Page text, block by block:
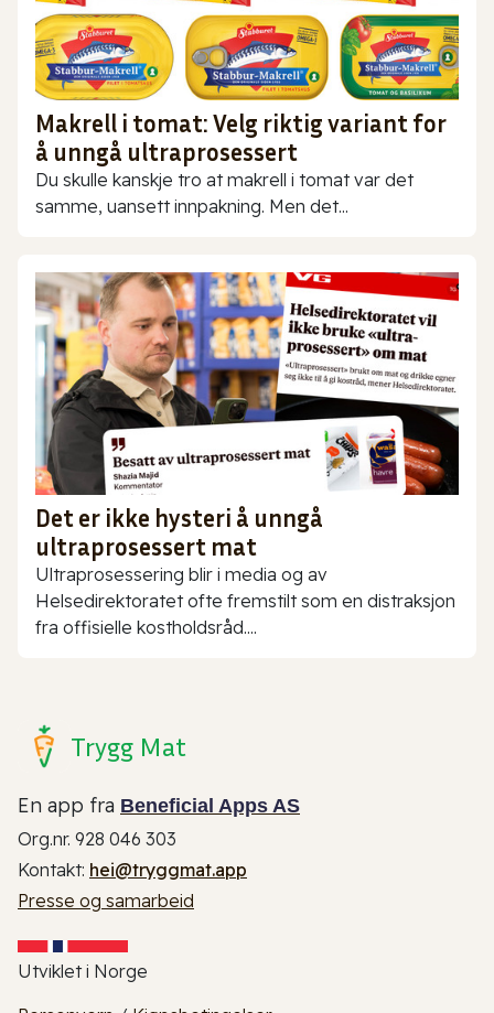
Makrell i tomat: Velg riktig variant for
å unngå ultraprosessert
Du skulle kanskje tro at makrell i tomat var det
samme, uansett innpakning. Men det...
Det er ikke hysteri å unngå
ultraprosessert mat
Ultraprosessering blir i media og av
Helsedirektoratet ofte fremstilt som en distraksjon
fra offisielle kostholdsråd....
Trygg Mat
En app fra Beneficial Apps AS
Org.nr. 928 046 303
Kontakt: hei@tryggmat.app
Presse og samarbeid
Utviklet i Norge